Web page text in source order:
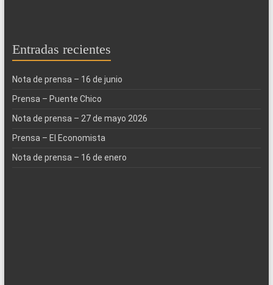
Entradas recientes
Nota de prensa – 16 de junio
Prensa – Puente Chico
Nota de prensa – 27 de mayo 2026
Prensa – El Economista
Nota de prensa – 16 de enero